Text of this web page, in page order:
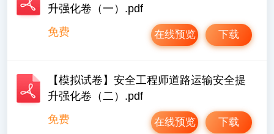
升强化卷（一）.pdf
免费
下载
在线预览
【模拟试卷】安全工程师道路运输安全提
升强化卷（二）.pdf
免费
下载
在线预览